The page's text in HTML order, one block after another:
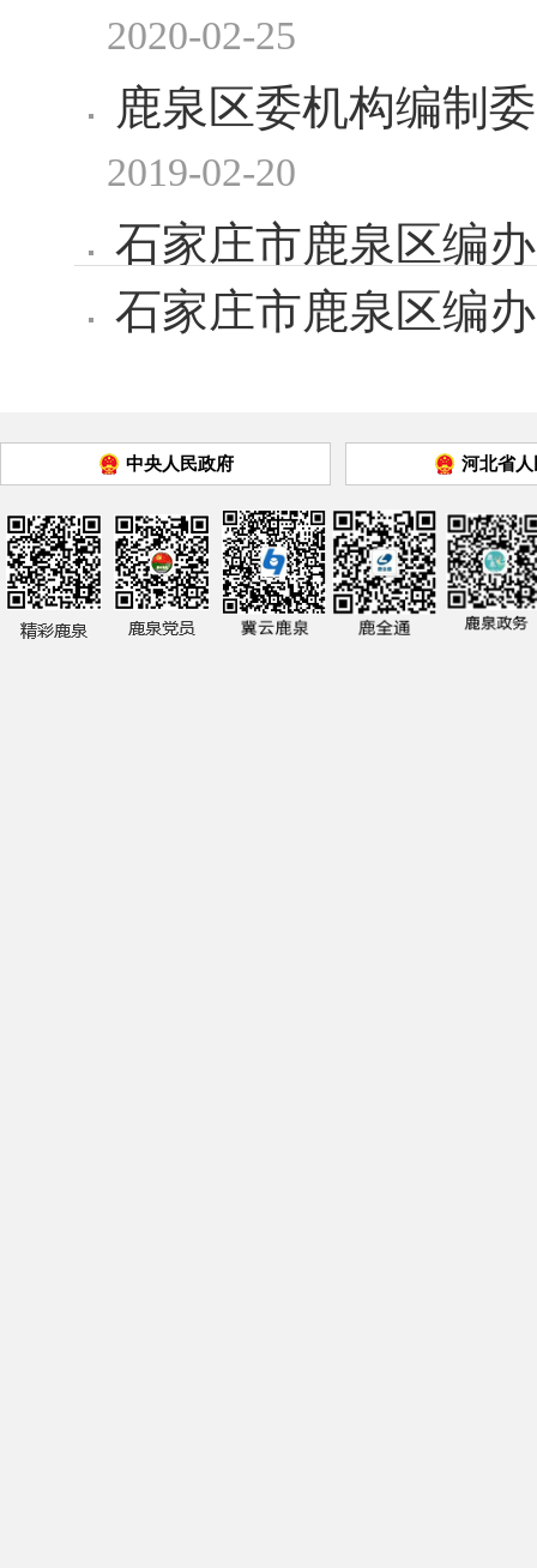
2020-02-25
鹿泉区委机构编制
2019-02-20
石家庄市鹿泉区编
石家庄市鹿泉区编